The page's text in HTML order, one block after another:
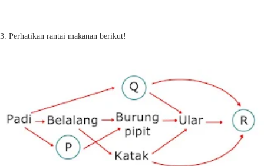
3. Perhatikan rantai makanan berikut!